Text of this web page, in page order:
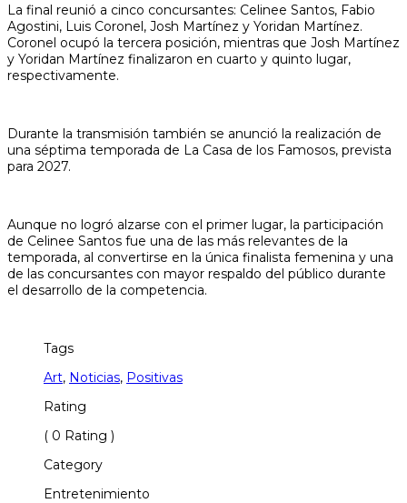
La final reunió a cinco concursantes: Celinee Santos, Fabio
Agostini, Luis Coronel, Josh Martínez y Yoridan Martínez.
Coronel ocupó la tercera posición, mientras que Josh Martínez
y Yoridan Martínez finalizaron en cuarto y quinto lugar,
respectivamente.
Durante la transmisión también se anunció la realización de
una séptima temporada de La Casa de los Famosos, prevista
para 2027.
Aunque no logró alzarse con el primer lugar, la participación
de Celinee Santos fue una de las más relevantes de la
temporada, al convertirse en la única finalista femenina y una
de las concursantes con mayor respaldo del público durante
el desarrollo de la competencia.
Tags
Art, Noticias, Positivas
Rating
( 0 Rating )
Category
Entretenimiento